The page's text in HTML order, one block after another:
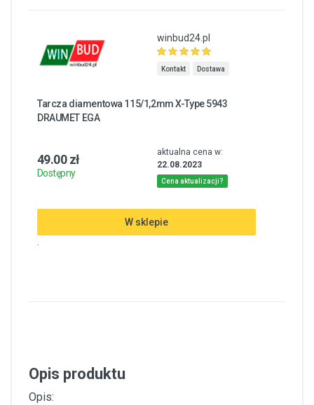
winbud24.pl
Kontakt Dostawa
Tarcza diamentowa 115/1,2mm X-Type 5943
DRAUMET EGA
49.00 zł
Dostępny
aktualna cena w:
22.08.2023
Cena aktualizacji?
W sklepie
.
Opis produktu
Opis: